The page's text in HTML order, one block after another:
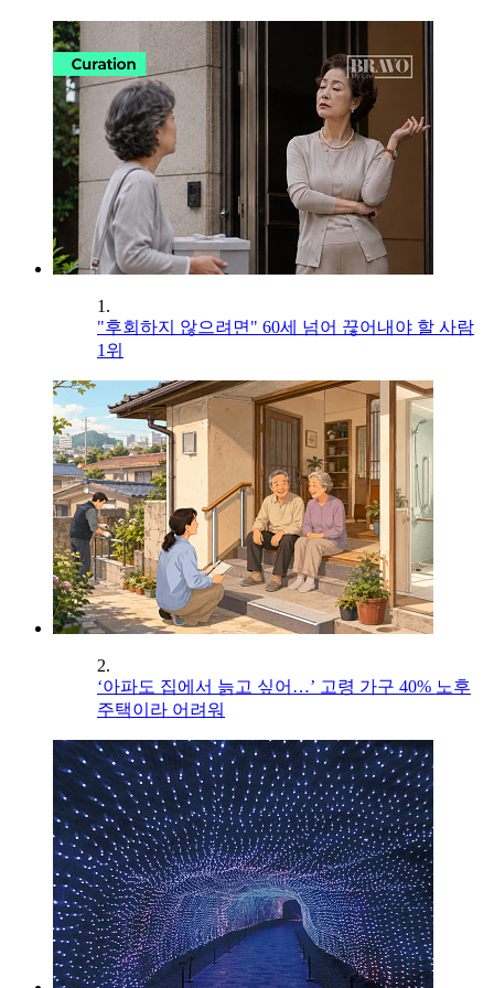
1.
"후회하지 않으려면" 60세 넘어 끊어내야 할 사람
1위
2.
‘아파도 집에서 늙고 싶어…’ 고령 가구 40% 노후
주택이라 어려워